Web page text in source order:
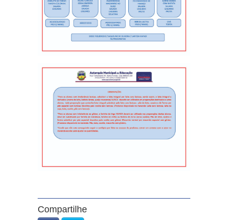
Compartilhe